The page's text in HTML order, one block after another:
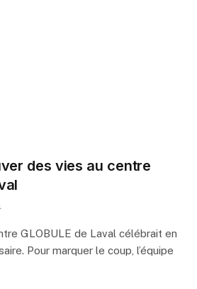
des vies au centre
GLOBULE de Laval célébrait en
Pour marquer le coup, l’équipe